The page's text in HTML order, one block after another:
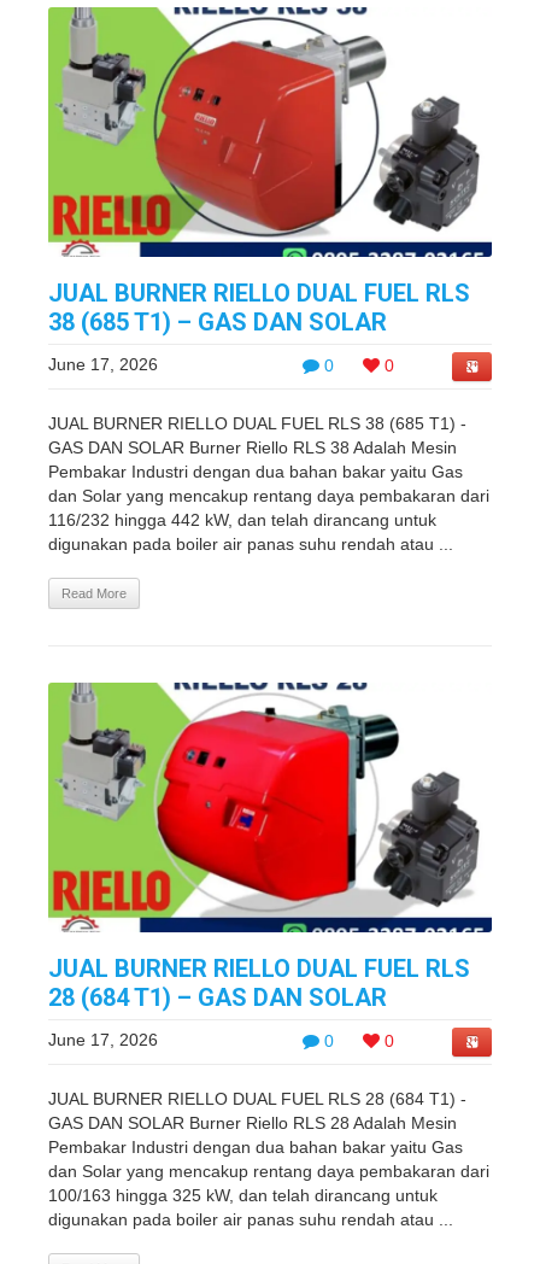
JUAL BURNER RIELLO DUAL FUEL RLS
38 (685 T1) – GAS DAN SOLAR
0 0
June 17, 2026
JUAL BURNER RIELLO DUAL FUEL RLS 38 (685 T1) -
GAS DAN SOLAR Burner Riello RLS 38 Adalah Mesin
Pembakar Industri dengan dua bahan bakar yaitu Gas
dan Solar yang mencakup rentang daya pembakaran dari
116/232 hingga 442 kW, dan telah dirancang untuk
digunakan pada boiler air panas suhu rendah atau ...
Read More
JUAL BURNER RIELLO DUAL FUEL RLS
28 (684 T1) – GAS DAN SOLAR
0 0
June 17, 2026
JUAL BURNER RIELLO DUAL FUEL RLS 28 (684 T1) -
GAS DAN SOLAR Burner Riello RLS 28 Adalah Mesin
Pembakar Industri dengan dua bahan bakar yaitu Gas
dan Solar yang mencakup rentang daya pembakaran dari
100/163 hingga 325 kW, dan telah dirancang untuk
digunakan pada boiler air panas suhu rendah atau ...